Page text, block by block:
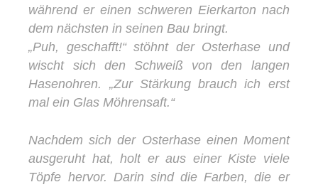
während er einen schweren Eierkarton nach
dem nächsten in seinen Bau bringt.
„Puh, geschafft!“ stöhnt der Osterhase und
wischt sich den Schweiß von den langen
Hasenohren. „Zur Stärkung brauch ich erst
mal ein Glas Möhrensaft.“
Nachdem sich der Osterhase einen Moment
ausgeruht hat, holt er aus einer Kiste viele
Töpfe hervor. Darin sind die Farben, die er